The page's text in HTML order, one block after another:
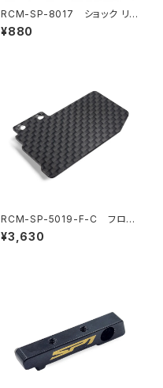
RCM-SP-8017 ショック リミ
ッターOリング （6）SP1-F用（オ
プション）
¥880
RCM-SP-5019-F-C フロー
ティングエレクトロニクスプレー
ト カーボンプレート (3g) (SP1
¥3,630